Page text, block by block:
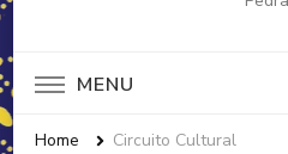
MENU
Home Circuito Cultural